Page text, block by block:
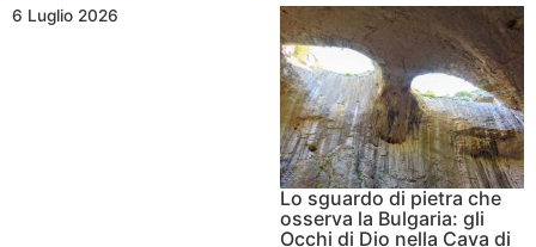
6 Luglio 2026
Lo sguardo di pietra che
osserva la Bulgaria: gli
Occhi di Dio nella Cava di